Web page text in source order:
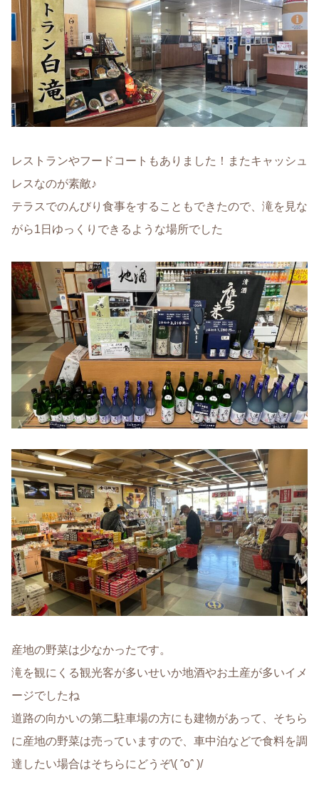
レストランやフードコートもありました！またキャッシュ
レスなのが素敵♪
テラスでのんびり食事をすることもできたので、滝を見な
がら1日ゆっくりできるような場所でした
産地の野菜は少なかったです。
滝を観にくる観光客が多いせいか地酒やお土産が多いイメ
ージでしたね
道路の向かいの第二駐車場の方にも建物があって、そちら
に産地の野菜は売っていますので、車中泊などで食料を調
達したい場合はそちらにどうぞ\( ˆoˆ )/